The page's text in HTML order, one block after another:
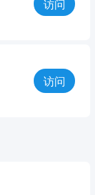
访问
访问